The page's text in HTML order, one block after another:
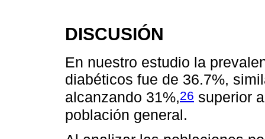
DISCUSIÓN
En nuestro estudio la
diabéticos fue de 36.7%,
alcanzando 31%,26 superior
población general.